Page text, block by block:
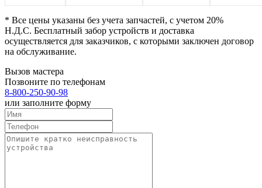
* Все цены указаны без учета запчастей, с учетом 20%
Н.Д.С. Бесплатный забор устройств и доставка
осуществляется для заказчиков, с которыми заключен договор
на обслуживание.
Вызов мастера
Позвоните по телефонам
8-800-250-90-98
или заполните форму